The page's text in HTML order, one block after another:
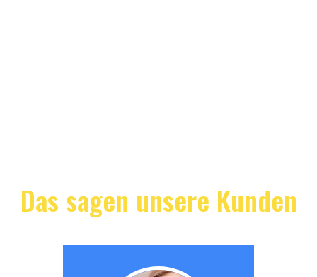
Das sagen unsere Kunden